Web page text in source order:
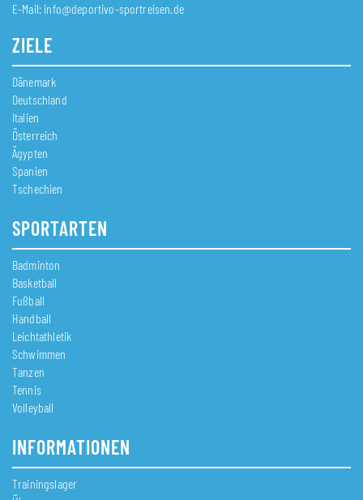
E-Mail: info@deportivo-sportreisen.de
ZIELE
Dänemark
Deutschland
Italien
Österreich
Ägypten
Spanien
Tschechien
SPORTARTEN
Badminton
Basketball
Fußball
Handball
Leichtathletik
Schwimmen
Tanzen
Tennis
Volleyball
INFORMATIONEN
Trainingslager